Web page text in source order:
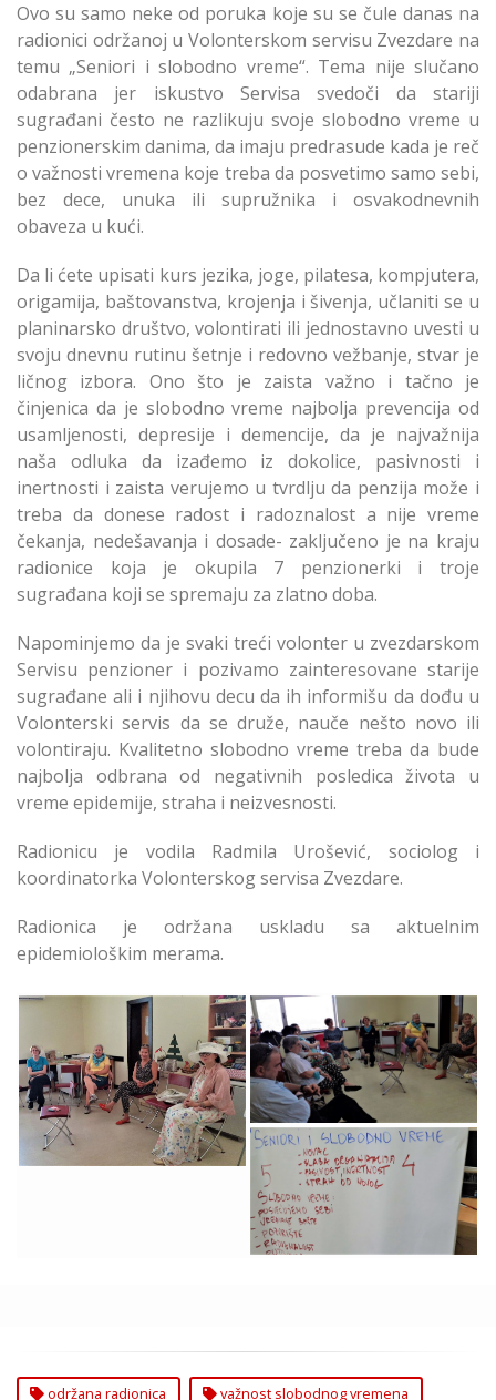
Ovo su samo neke od poruka koje su se čule danas na
radionici održanoj u Volonterskom servisu Zvezdare na
temu „Seniori i slobodno vreme“. Tema nije slučano
odabrana jer iskustvo Servisa svedoči da stariji
sugrađani često ne razlikuju svoje slobodno vreme u
penzionerskim danima, da imaju predrasude kada je reč
o važnosti vremena koje treba da posvetimo samo sebi,
bez dece, unuka ili supružnika i osvakodnevnih
obaveza u kući.
Da li ćete upisati kurs jezika, joge, pilatesa, kompjutera,
origamija, baštovanstva, krojenja i šivenja, učlaniti se u
planinarsko društvo, volontirati ili jednostavno uvesti u
svoju dnevnu rutinu šetnje i redovno vežbanje, stvar je
ličnog izbora. Ono što je zaista važno i tačno je
činjenica da je slobodno vreme najbolja prevencija od
usamljenosti, depresije i demencije, da je najvažnija
naša odluka da izađemo iz dokolice, pasivnosti i
inertnosti i zaista verujemo u tvrdlju da penzija može i
treba da donese radost i radoznalost a nije vreme
čekanja, nedešavanja i dosade- zaključeno je na kraju
radionice koja je okupila 7 penzionerki i troje
sugrađana koji se spremaju za zlatno doba.
Napominjemo da je svaki treći volonter u zvezdarskom
Servisu penzioner i pozivamo zainteresovane starije
sugrađane ali i njihovu decu da ih informišu da dođu u
Volonterski servis da se druže, nauče nešto novo ili
volontiraju. Kvalitetno slobodno vreme treba da bude
najbolja odbrana od negativnih posledica života u
vreme epidemije, straha i neizvesnosti.
Radionicu je vodila Radmila Urošević, sociolog i
koordinatorka Volonterskog servisa Zvezdare.
Radionica je održana uskladu sa aktuelnim
epidemiološkim merama.
Održana Radionica o
Važnosti i Sadržajima
Slobodnog Vremena
Radionica o Važnosti i
Sadržajima Slobodnog
Vremena
Održana Radionica o
Važnosti i Sadržajima
Slobodnog Vremena
održana radionica važnost slobodnog vremena